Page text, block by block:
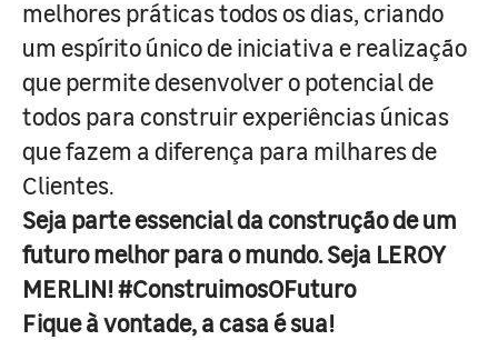
melhores práticas todos os dias, criando
um espírito único de iniciativa e realização
que permite desenvolver o potencial de
todos para construir experiências únicas
que fazem a diferença para milhares de
Clientes.
Seja parte essencial da construção de um
futuro melhor para o mundo. Seja LEROY
MERLIN! #ConstruimosOFuturo
Fique à vontade, a casa é sua!